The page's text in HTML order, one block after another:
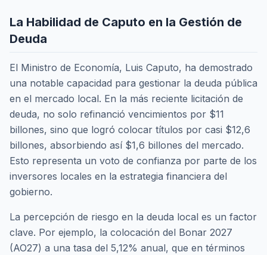
La Habilidad de Caputo en la Gestión de
Deuda
El Ministro de Economía, Luis Caputo, ha demostrado
una notable capacidad para gestionar la deuda pública
en el mercado local. En la más reciente licitación de
deuda, no solo refinanció vencimientos por $11
billones, sino que logró colocar títulos por casi $12,6
billones, absorbiendo así $1,6 billones del mercado.
Esto representa un voto de confianza por parte de los
inversores locales en la estrategia financiera del
gobierno.
La percepción de riesgo en la deuda local es un factor
clave. Por ejemplo, la colocación del Bonar 2027
(AO27) a una tasa del 5,12% anual, que en términos